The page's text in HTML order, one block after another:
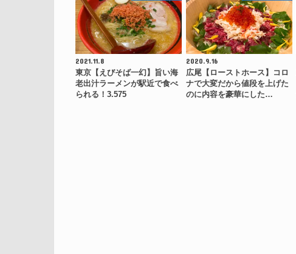
2021.11.8
東京【えびそば一幻】旨い海
老出汁ラーメンが駅近で食べ
られる！3.575
2020.9.16
広尾【ローストホース】コロ
ナで大変だから値段を上げた
のに内容を豪華にした…